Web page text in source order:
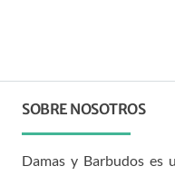
SOBRE NOSOTROS
Damas y Barbudos es